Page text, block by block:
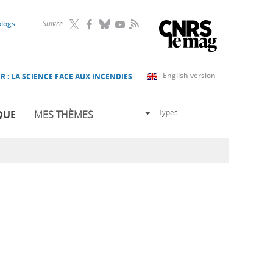
Suivre RSS
English version
: LA SCIENCE FACE AUX INCENDIES
MES THÈMES Types